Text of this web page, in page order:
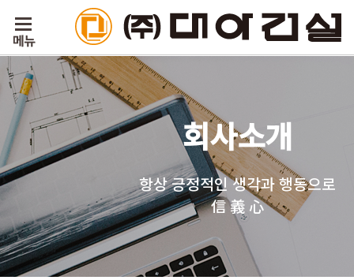
회사소개
항상 긍정적인 생각과 행동으로
信 義 心